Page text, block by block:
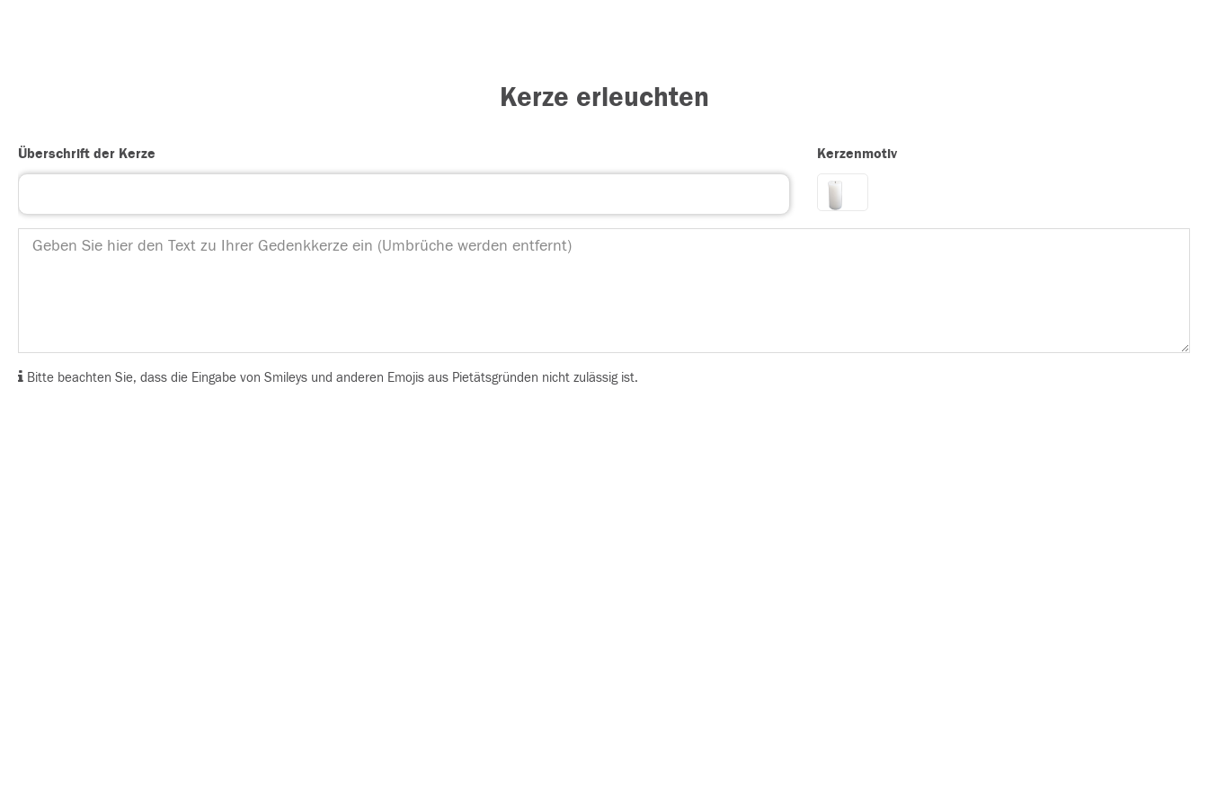
Kerze erleuchten
Überschrift der Kerze Kerzenmotiv
Bitte beachten Sie, dass die Eingabe von Smileys und anderen Emojis aus Pietätsgründen nicht zulässig ist.